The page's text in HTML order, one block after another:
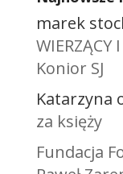
marek
WIERZĄCY
Konior SJ
Katarzyna
za księży
Fundacja